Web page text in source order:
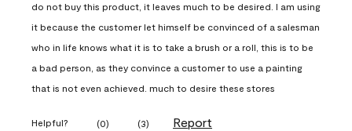
do not buy this product, it leaves much to be desired. I am using
it because the customer let himself be convinced of a salesman
who in life knows what it is to take a brush or a roll, this is to be
a bad person, as they convince a customer to use a painting
that is not even achieved. much to desire these stores
Helpful? (0) (3) Report